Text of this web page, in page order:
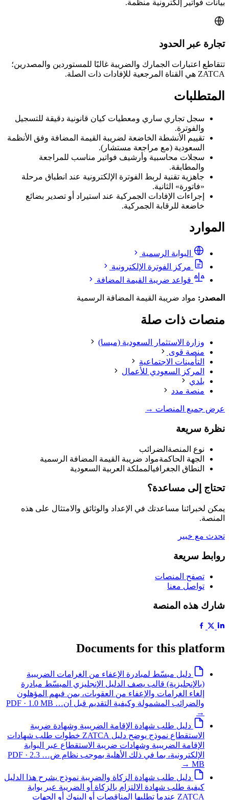
بيانات فواتير إلكترونية منظمة.
تجارة عبر الحدود
تتقاطع اعتبارات الجمارك والضريبة غالبًا للمستوردين والمصدرين؛
ZATCA هي القناة المرجعية للإفادات ذات الصلة.
المتطلبات
سجل تجاري ساري ومعطيات كيان قانونية دقيقة للتسجيل
والفوترة.
تقييم الأنشطة الخاضعة لضريبة القيمة المضافة وفق الأنظمة
السعودية (مع مراجعة مستشار).
سجلات محاسبية وأرشيف فواتير مناسب للمراجعة
والمطابقة.
جاهزية تقنية لربط الفوترة الإلكترونية عند انطباق مرحلة
«فاتورة» الثانية.
إجراءات الإفادات الجمركية عند استيراد أو تصدير بضائع
خاضعة للرقابة الجمركية.
الموارد
البوابة الرسمية
مركز الفوترة الإلكترونية
قواعد ضريبة القيمة المضافة
المصدر: مواد ضريبة القيمة المضافة الرسمية
منصات ذات صلة
وزارة الاستثمار السعودية (ميسا)
منصة قوى
التأمينات الاجتماعية
المركز السعودي للأعمال
بلدي
منصة مدد
عرض جميع المنصات →
نظرة سريعة
نوع المنصة الضرائب
الجهة الحاكمةمواد ضريبة القيمة المضافة الرسمية
النطاق الجغرافيالمملكة العربية السعودية
تحتاج إلى مساعدة؟
يمكن لخبرائنا مساعدتك في الإعداد والوثائق والامتثال على هذه
المنصة.
تحدث مع خبير
روابط سريعة
تصفح المنصات
تواصل معنا
شارك هذه المنصة
Documents for this platform
دليل مبسّط لمبادرة الإعفاء من الغرامات الضريبية
(بالإنجليزية) قالب يصف الدليل الإنجليزي المبسّط مبادرة
إلغاء الغرامات والإعفاء من العقوبات، بمن فيهم المؤهلون
والضرائب المشمولة وكيفية التقديم قبل ان… PDF · 1.0 MB
→
دليل طلب شهادة الإقامة الضريبية وشهادة ضريبة
الاستقطاع نموذج
يوضح دليل ZATCA خطوات طلب شهادات
الإقامة الضريبية وشهادات ضريبة الاستقطاع عبر البوابة
الإلكترونية، بما في ذلك الأهلية بموجب نظام ض… PDF · 2.3
MB
→
دليل طلب شهادة الزكاة والضريبة نموذج يشرح هذا الدليل
كيفية طلب شهادة الالتزام بالزكاة أو الضريبة عبر بوابة
ZATCA عندما تطلبها المناقصات أو البنوك أو الجهات